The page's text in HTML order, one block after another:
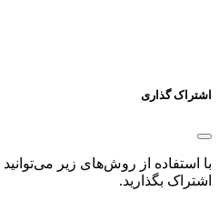
اشتراک گذاری
با استفاده از روش‌های زیر
اشتراک بگذارید.